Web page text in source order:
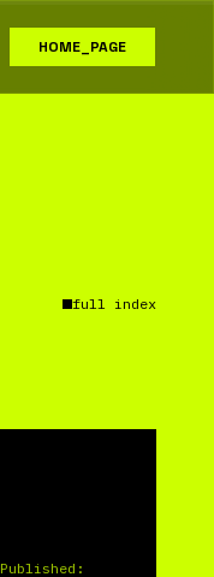
HOME_PAGE
full index
Published: